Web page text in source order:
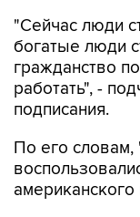
"Сейчас люди
богатые люди
гражданство
работать", -
подписания.
По его словам,